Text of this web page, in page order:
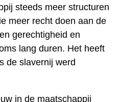
steeds meer structuren
meer recht doen aan de
gerechtigheid en
lang duren. Het heeft
de slavernij werd
in de maatschappij